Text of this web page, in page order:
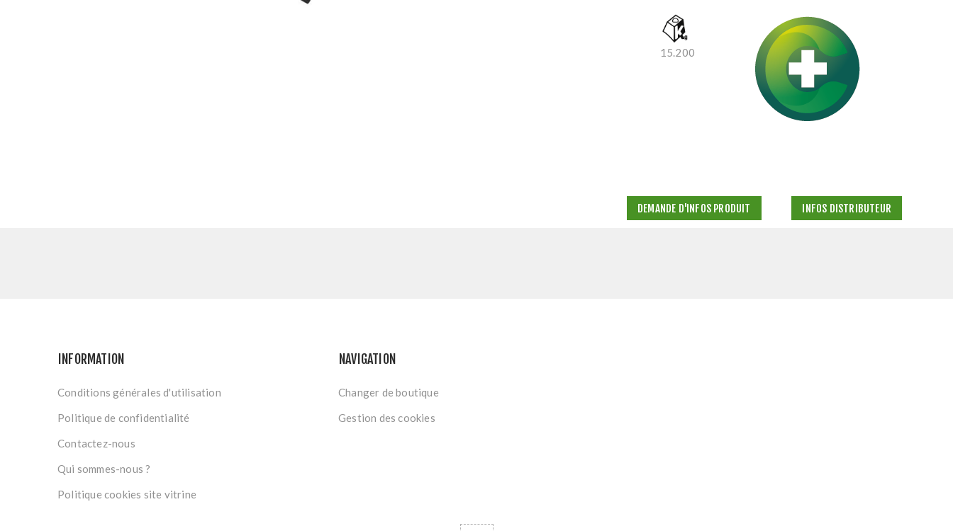
15.200
DEMANDE D'INFOS PRODUIT INFOS DISTRIBUTEUR
INFORMATION
Conditions générales d'utilisation
Politique de confidentialité
Contactez-nous
Qui sommes-nous ?
Politique cookies site vitrine
NAVIGATION
Changer de boutique
Gestion des cookies